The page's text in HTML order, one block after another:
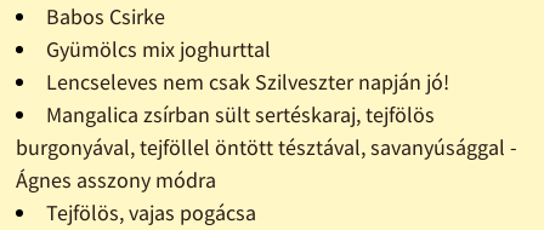
Babos Csirke
Gyümölcs mix joghurttal
Lencseleves nem csak Szilveszter napján jó!
Mangalica zsírban sült sertéskaraj, tejfölös
burgonyával, tejföllel öntött tésztával, savanyúsággal -
Ágnes asszony módra
Tejfölös, vajas pogácsa